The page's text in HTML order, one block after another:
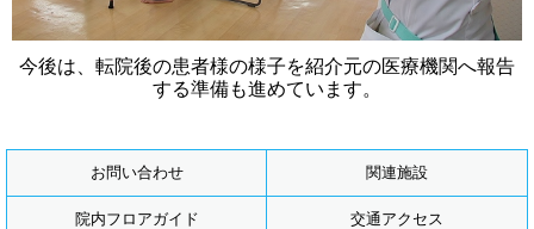
今後は、転院後の患者様の様子を紹介元の医療機関へ報告
する準備も進めています。
お問い合わせ 関連施設
院内フロアガイド 交通アクセス